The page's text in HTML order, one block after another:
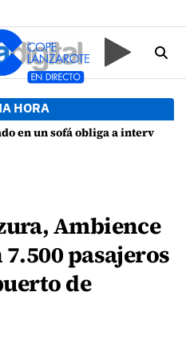
HORA
a intervenir en una vivienda de Playa Honda
Ambience
pasajeros
de